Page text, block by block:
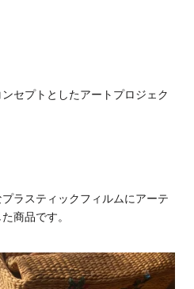
セプトとしたアートプロジェク
ラスティックフィルムにアーテ
商品です。